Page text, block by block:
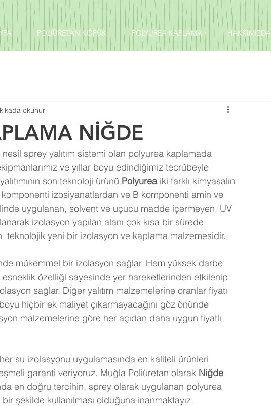
POLİÜRETAN KÖPÜK POLYUREA KAPLAMA HAKKIMIZDA
NİĞDE
okunur
nesil sprey yalıtım sistemi olan polyurea kaplamada
ve yıllar boyu edindiğimiz tecrübeyle
son teknoloji ürünü Polyurea iki farklı kimyasalın
izosiyanatlardan ve B komponenti amin ve
uygulanan, solvent ve uçucu madde içermeyen, UV
izolasyon yapılan alanı çok kısa bir sürede
teknolojik yeni bir izolasyon ve kaplama malzemesidir.
mükemmel bir izolasyon sağlar. Hem yüksek darbe
esneklik özelliği sayesinde yer hareketlerinden etkilenip
sağlar. Diğer yalıtım malzemelerine oranlar fiyatı
hiçbir ek maliyet çıkarmayacağını göz önünde
malzemelerine göre her açıdan daha uygun fiyatlı
su izolasyonu uygulamasında en kaliteli ürünleri
garanti veriyoruz. Muğla Poliüretan olarak Niğde
en doğru tercihin, sprey olarak uygulanan polyurea
şekilde kullanılması olduğuna inanmaktayız.